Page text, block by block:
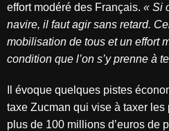
effort modéré des Français. « Si
navire, il faut agir sans retard.
mobilisation de tous et un effort
condition que l’on s’y prenne à
Il évoque quelques pistes
taxe Zucman qui vise à taxer
plus de 100 millions d’euros de